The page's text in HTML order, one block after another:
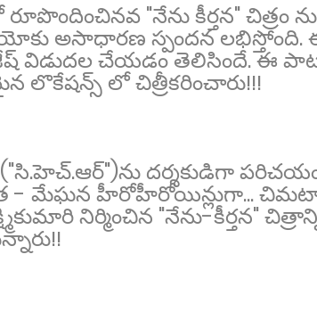
"నేను కీర్తన" చిత్రం
అసాధారణ స్పందన లభిస్తోంది.
విడుదల చేయడం తెలిసిందే. ఈ
లొకేషన్స్ లో చిత్రీకరించారు!!!
దర్శకుడిగా
- మేఘన హీరోహీరోయిన్లుగా...
నిర్మించిన "నేను-కీర్తన"